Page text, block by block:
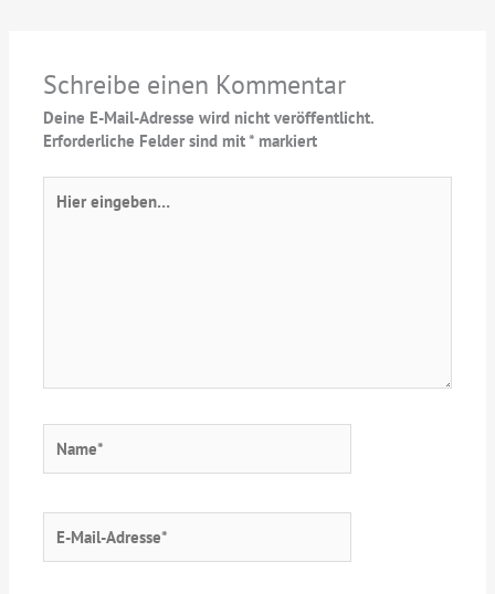
Schreibe einen Kommentar
Deine E-Mail-Adresse wird nicht veröffentlicht.
Erforderliche Felder sind mit* markiert
eingeben…
Mail-